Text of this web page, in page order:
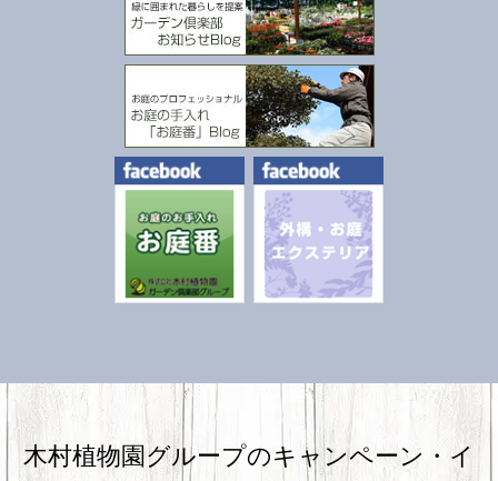
木村植物園グループのキャンペーン・ イ